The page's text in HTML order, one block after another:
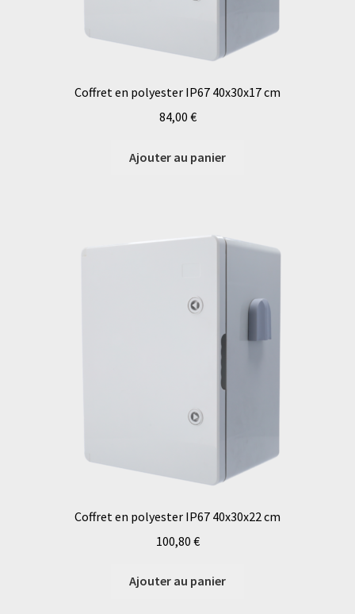
Coffret en polyester IP67 40x30x17 cm
84,00 €
Ajouter au panier
Coffret en polyester IP67 40x30x22 cm
100,80 €
Ajouter au panier